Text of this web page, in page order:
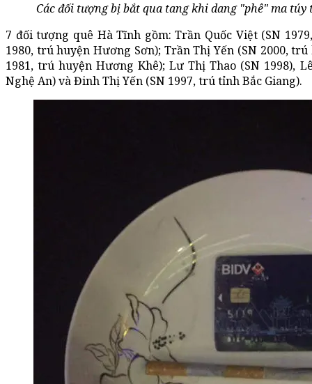
Các đối tượng bị bắt qua tang khi dang "phê" ma
7 đối tượng quê Hà Tĩnh gồm: Trần Quốc Việt (SN
1980, trú huyện Hương Sơn); Trần Thị Yến (SN 2000,
1981, trú huyện Hương Khê); Lư Thị Thao (SN 1998),
Nghệ An) và Đinh Thị Yến (SN 1997, trú tỉnh Bắc Giang).